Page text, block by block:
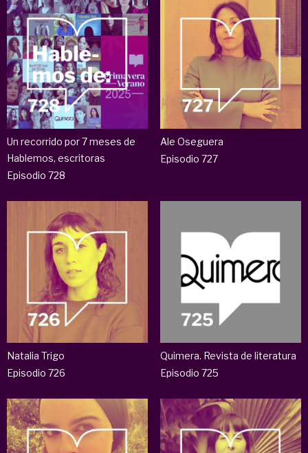
Un recorrido por 7 meses de
Hablemos, escritoras
Episodio 728
Ale Oseguera
Episodio 727
Natalia Trigo
Episodio 726
Quimera. Revista de literatura
Episodio 725